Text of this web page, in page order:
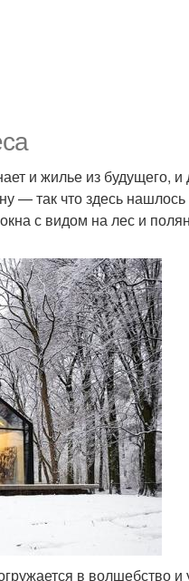
и жилье из будущего, и
— так что здесь
с видом на лес и
в волшебство и